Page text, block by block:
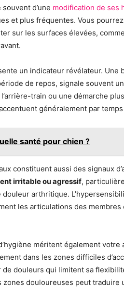
d’une modification de ses
et plus fréquentes. Vous
sur les surfaces élevées,
un indicateur révélateur.
de repos, signale souvent
train ou une démarche
généralement par
santé pour chien ?
constituent aussi des signaux
irritable ou agressif,
arthritique.
les articulations des
méritent également votre
dans les zones difficiles
douleurs qui limitent sa
zones douloureuses peut traduire